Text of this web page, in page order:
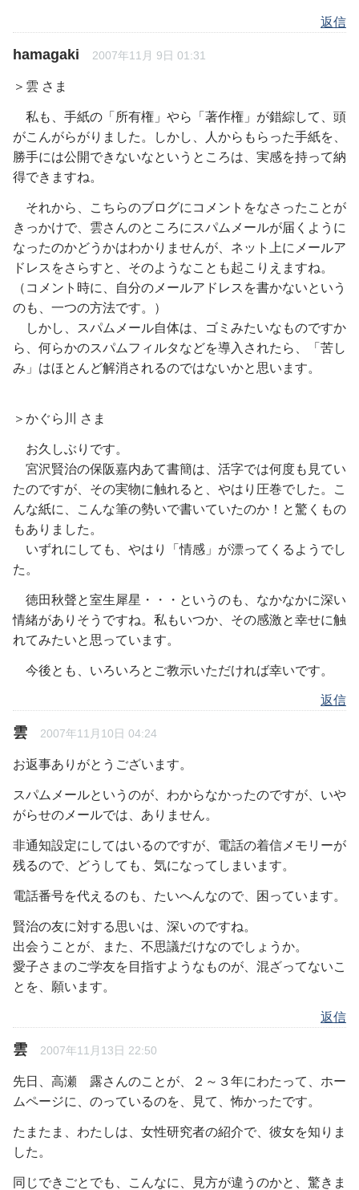
返信
hamagaki 2007年11月 9日 01:31
＞雲 さま
私も、手紙の「所有権」やら「著作権」が錯綜して、頭
がこんがらがりました。しかし、人からもらった手紙を、
勝手には公開できないなというところは、実感を持って納
得できますね。
それから、こちらのブログにコメントをなさったことが
きっかけで、雲さんのところにスパムメールが届くように
なったのかどうかはわかりませんが、ネット上にメールア
ドレスをさらすと、そのようなことも起こりえますね。
（コメント時に、自分のメールアドレスを書かないという
のも、一つの方法です。）
しかし、スパムメール自体は、ゴミみたいなものですか
ら、何らかのスパムフィルタなどを導入されたら、「苦し
み」はほとんど解消されるのではないかと思います。
＞かぐら川 さま
お久しぶりです。
宮沢賢治の保阪嘉内あて書簡は、活字では何度も見てい
たのですが、その実物に触れると、やはり圧巻でした。こ
んな紙に、こんな筆の勢いで書いていたのか！と驚くもの
もありました。
いずれにしても、やはり「情感」が漂ってくるようでし
た。
徳田秋聲と室生犀星・・・というのも、なかなかに深い
情緒がありそうですね。私もいつか、その感激と幸せに触
れてみたいと思っています。
今後とも、いろいろとご教示いただければ幸いです。
返信
雲 2007年11月10日 04:24
お返事ありがとうございます。
スパムメールというのが、わからなかったのですが、いや
がらせのメールでは、ありません。
非通知設定にしてはいるのですが、電話の着信メモリーが
残るので、どうしても、気になってしまいます。
電話番号を代えるのも、たいへんなので、困っています。
賢治の友に対する思いは、深いのですね。
出会うことが、また、不思議だけなのでしょうか。
愛子さまのご学友を目指すようなものが、混ざってないこ
とを、願います。
返信
雲 2007年11月13日 22:50
先日、高瀬 露さんのことが、２～３年にわたって、ホー
ムページに、のっているのを、見て、怖かったです。
たまたま、わたしは、女性研究者の紹介で、彼女を知りま
した。
同じできごとでも、こんなに、見方が違うのかと、驚きま